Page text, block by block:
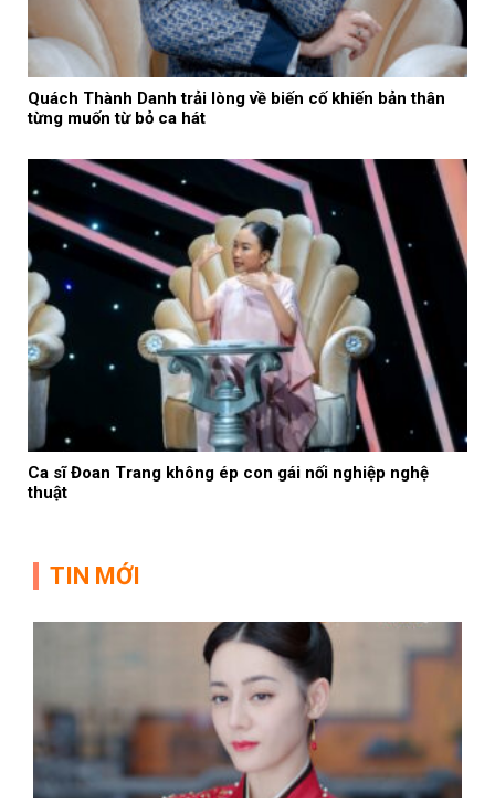
Quách Thành Danh trải lòng về biến cố khiến bản thân
từng muốn từ bỏ ca hát
Ca sĩ Đoan Trang không ép con gái nối nghiệp nghệ
thuật
TIN MỚI